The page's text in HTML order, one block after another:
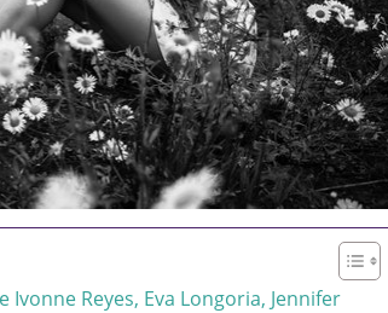
Reyes, Eva Longoria, Jennifer